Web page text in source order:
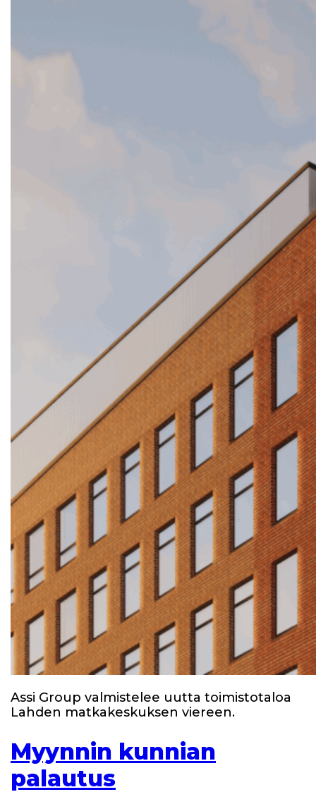
Assi Group valmistelee uutta toimistotaloa
Lahden matkakeskuksen viereen.
Myynnin kunnian
palautus